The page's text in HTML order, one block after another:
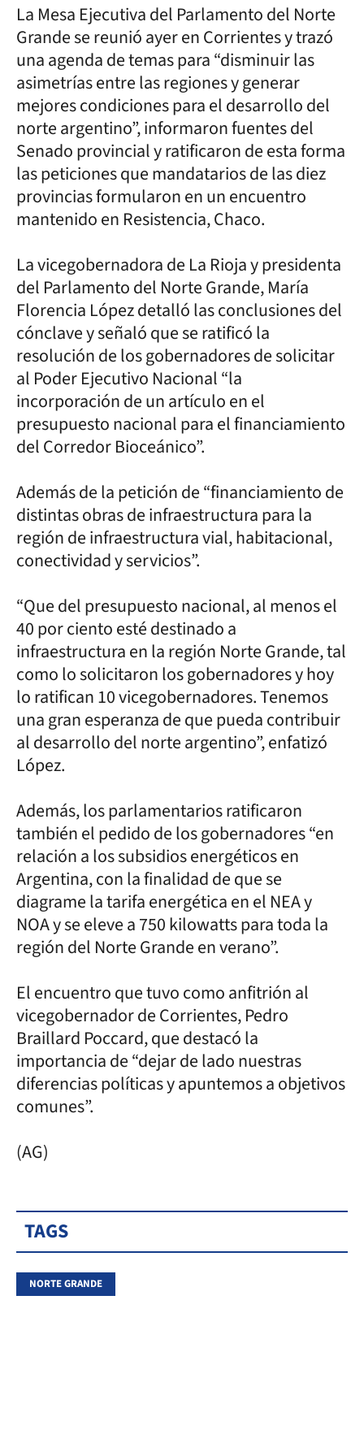
La Mesa Ejecutiva del Parlamento del Norte
Grande se reunió ayer en Corrientes y trazó
una agenda de temas para “disminuir las
asimetrías entre las regiones y generar
mejores condiciones para el desarrollo del
norte argentino”, informaron fuentes del
Senado provincial y ratificaron de esta forma
las peticiones que mandatarios de las diez
provincias formularon en un encuentro
mantenido en Resistencia, Chaco.
La vicegobernadora de La Rioja y presidenta
del Parlamento del Norte Grande, María
Florencia López detalló las conclusiones del
cónclave y señaló que se ratificó la
resolución de los gobernadores de solicitar
al Poder Ejecutivo Nacional “la
incorporación de un artículo en el
presupuesto nacional para el financiamiento
del Corredor Bioceánico”.
Además de la petición de “financiamiento de
distintas obras de infraestructura para la
región de infraestructura vial, habitacional,
conectividad y servicios”.
“Que del presupuesto nacional, al menos el
40 por ciento esté destinado a
infraestructura en la región Norte Grande, tal
como lo solicitaron los gobernadores y hoy
lo ratifican 10 vicegobernadores. Tenemos
una gran esperanza de que pueda contribuir
al desarrollo del norte argentino”, enfatizó
López.
Además, los parlamentarios ratificaron
también el pedido de los gobernadores “en
relación a los subsidios energéticos en
Argentina, con la finalidad de que se
diagrame la tarifa energética en el NEA y
NOA y se eleve a 750 kilowatts para toda la
región del Norte Grande en verano”.
El encuentro que tuvo como anfitrión al
vicegobernador de Corrientes, Pedro
Braillard Poccard, que destacó la
importancia de “dejar de lado nuestras
diferencias políticas y apuntemos a objetivos
comunes”.
(AG)
TAGS
NORTE GRANDE